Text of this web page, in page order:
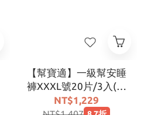
【幫寶適】一級幫安睡
褲XXXL號20片/3入(箱
裝)
NT$1,229